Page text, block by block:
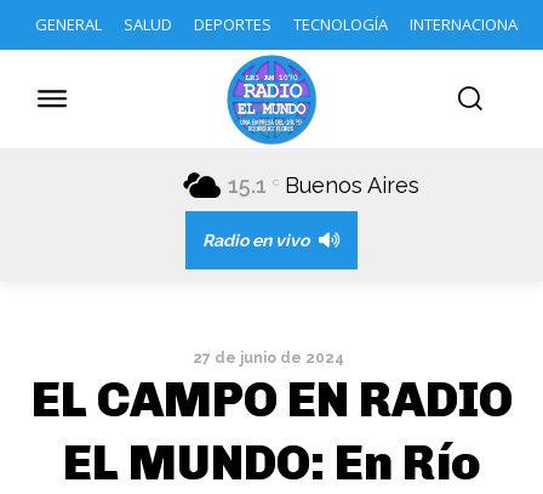
GENERAL SALUD DEPORTES TECNOLOGÍA INTERNACIONAL
15.1 C Buenos Aires
Radio en vivo
27 de junio de 2024
EL CAMPO EN RADIO
EL MUNDO: En Río